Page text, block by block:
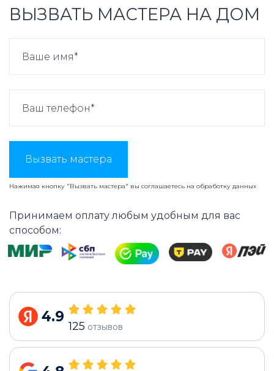
ВЫЗВАТЬ МАСТЕРА НА ДОМ
Вызвать мастера
Нажимая кнопку "Вызвать мастера" вы соглашаетесь на обработку данных
Принимаем оплату любым удобным для вас
способом:
4.9
125 отзывов